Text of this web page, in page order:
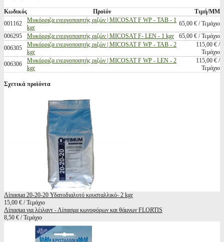
Κωδικός Προϊόν
Τιμή/ΜΜ
001162
Μυκόρριζα ενεργοποιητής ριζών | MICOSAT F WP - ΤΑΒ - 1
kgr
65,00 € / Τεμάχιο
006295
Μυκόρριζα ενεργοποιητής ριζών | MICOSAT F- LEN - 1 kgr
65,00 € / Τεμάχιο
006305
Μυκόρριζα ενεργοποιητής ριζών | MICOSAT F WP - ΤΑΒ - 2
kgr
115,00 € /
Τεμάχιο
006306
Μυκόρριζα ενεργοποιητής ριζών | MICOSAT F WP - LEN - 2
kgr
115,00 € /
Τεμάχιο
Σχετικά προϊόντα
Λίπασμα 20-20-20 Υδατοδιαλυτό κρυσταλλικό- 2 kgr
15,00 € / Τεμάχιο
Λίπασμα για λέιλαντ - Λίπασμα κωνοφόρων και θάμνων FLORTIS
8,50 € / Τεμάχιο